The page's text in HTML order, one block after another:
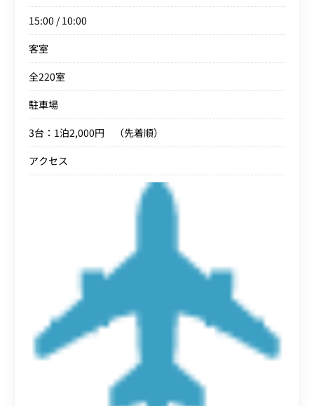
15:00 / 10:00
客室
全220室
駐車場
3台：1泊2,000円 （先着順）
アクセス